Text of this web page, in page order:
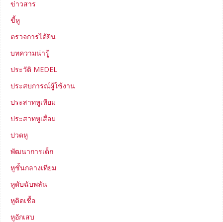
ข่าวสาร
ขี้หู
ตรวจการได้ยิน
บทความน่ารู้
ประวัติ MEDEL
ประสบการณ์ผู้ใช้งาน
ประสาทหูเทียม
ประสาทหูเสื่อม
ปวดหู
พัฒนาการเด็ก
หูชั้นกลางเทียม
หูดับฉับพลัน
หูติดเชื้อ
หูอักเสบ